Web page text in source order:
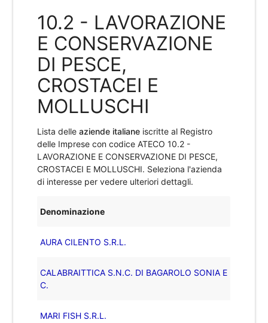
10.2 - LAVORAZIONE
E CONSERVAZIONE
DI PESCE,
CROSTACEI E
MOLLUSCHI
Lista delleaziende italiane iscritte al Registro
delle Imprese con codice ATECO10.2 -
LAVORAZIONE E CONSERVAZIONE DI PESCE,
CROSTACEI E MOLLUSCHI. Seleziona l'azienda
di interesse per vedere ulteriori dettagli.
Denominazione
AURA CILENTO S.R.L.
CALABRAITTICA S.N.C. DI BAGAROLO SONIA E
C.
MARI FISH S.R.L.